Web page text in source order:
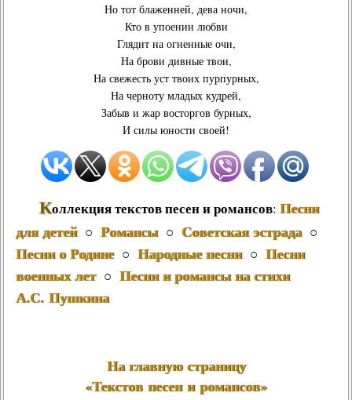
Но тот блаженней, дева ночи,
Кто в упоении любви
Глядит на огненные очи,
На брови дивные твои,
На свежесть уст твоих пурпурных,
На черноту младых кудрей,
Забыв и жар восторгов бурных,
И силы юности своей!
Коллекция текстов песен и романсов: Песни
для детей○ Романсы○ Советская эстрада○
Песни о Родине○ Народные песни○ Песни
военных лет○ Песни и романсы на стихи
А.С. Пушкина
На главную страницу
«Текстов песен и романсов»